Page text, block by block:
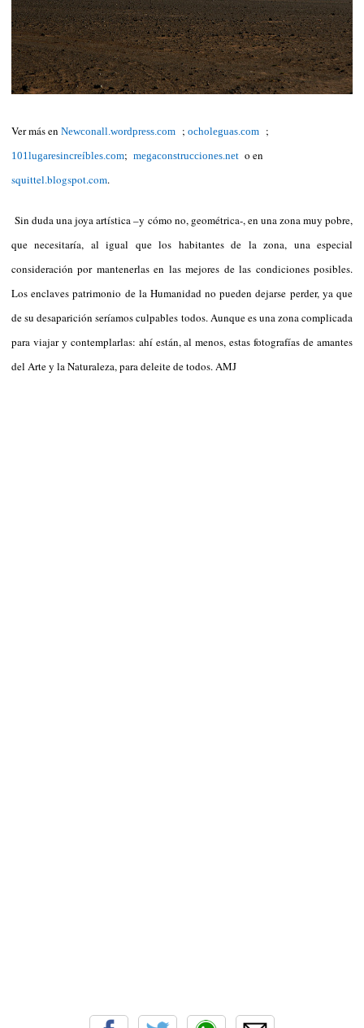
Ver más en Newconall.wordpress.com ; ocholeguas.com ;
101lugaresincreíbles.com; megaconstrucciones.net o en
squittel.blogspot.com.
Sin duda una joya artística –y cómo no, geométrica-, en una zona muy pobre,
que necesitaría, al igual que los habitantes de la zona, una especial
consideración por mantenerlas en las mejores de las condiciones posibles.
Los enclaves patrimonio de la Humanidad no pueden dejarse perder, ya que
de su desaparición seríamos culpables todos. Aunque es una zona complicada
para viajar y contemplarlas: ahí están, al menos, estas fotografías de amantes
del Arte y la Naturaleza, para deleite de todos. AMJ